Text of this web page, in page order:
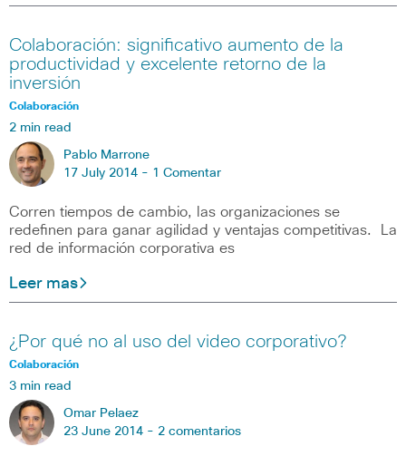
Colaboración: significativo aumento de la
productividad y excelente retorno de la
inversión
Colaboración
2 min read
Pablo Marrone
17 July 2014 - 1 Comentar
Corren tiempos de cambio, las organizaciones se
redefinen para ganar agilidad y ventajas competitivas. La
red de información corporativa es
Leer mas
¿Por qué no al uso del video corporativo?
Colaboración
3 min read
Omar Pelaez
23 June 2014 - 2 comentarios